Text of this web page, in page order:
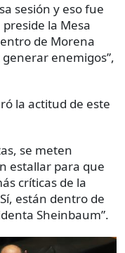
sesión y eso fue
la Mesa
de Morena
enemigos”,
la actitud de este
se meten
estallar para que
críticas de la
están dentro de
Sheinbaum”.